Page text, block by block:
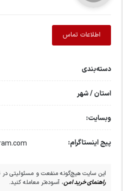
اطلاعات تماس
دسته‌بندی
استان / شهر
وبسایت:
پیج اینستاگرام:
این سایت هیچ‌گونه منفعت و مسئولیتی در
راهنمای خرید امن، آسوده‌تر معامله کنید.